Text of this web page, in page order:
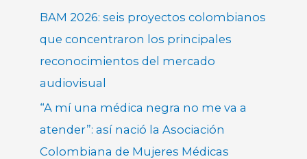
BAM 2026: seis proyectos colombianos
que concentraron los principales
reconocimientos del mercado
audiovisual
“A mí una médica negra no me va a
atender”: así nació la Asociación
Colombiana de Mujeres Médicas